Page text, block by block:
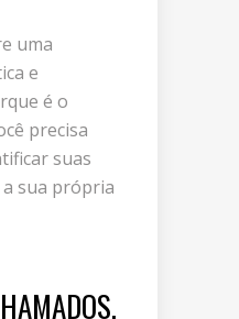
uma
e
é o
precisa
suas
sua própria